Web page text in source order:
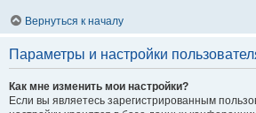
Вернуться к началу
Параметры и настройки
Как мне изменить мои настройки?
Если вы являетесь зарегистрированным